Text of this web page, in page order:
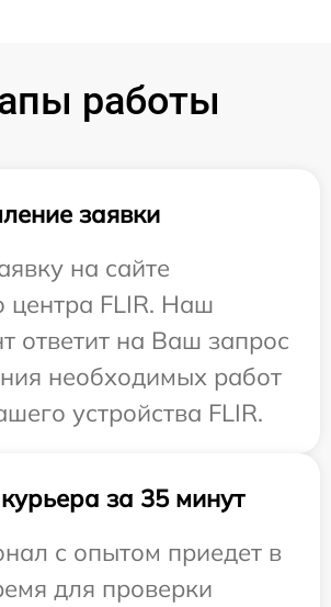
работы
заявки
на сайте
центра FLIR. Наш
ответит на Ваш запрос
необходимых работ
устройства FLIR.
за 35 минут
с опытом приедет в
для проверки